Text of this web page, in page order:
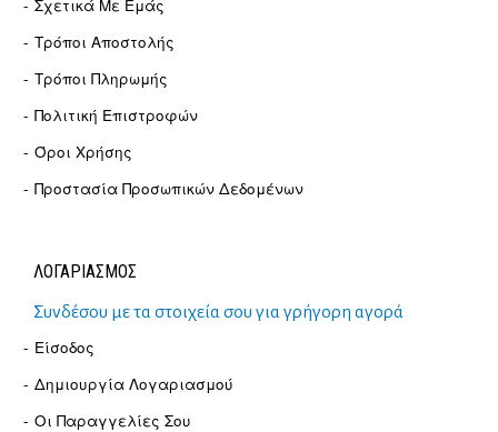
Σχετικά Με Εμάς
Τρόποι Αποστολής
Τρόποι Πληρωμής
Πολιτική Επιστροφών
Όροι Χρήσης
Προστασία Προσωπικών Δεδομένων
ΛΟΓΑΡΙΑΣΜΟΣ
Συνδέσου με τα στοιχεία σου για γρήγορη αγορά
Είσοδος
Δημιουργία Λογαριασμού
Οι Παραγγελίες Σου